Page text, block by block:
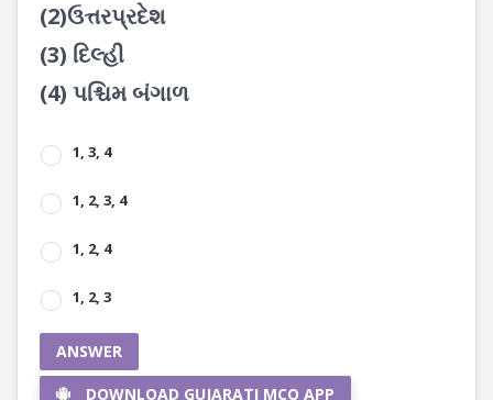
(2)ઉત્તરપ્રદેશ
(3) દિલ્હી
(4) પશ્ચિમ બંગાળ
1, 3, 4
1, 2, 3, 4
1, 2, 4
1, 2, 3
ANSWER
DOWNLOAD GUJARATI MCQ APP